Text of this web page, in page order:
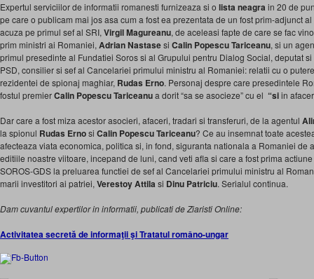
Expertul serviciilor de informatii romanesti furnizeaza si o lista neagra in 20 de
pe care o publicam mai jos asa cum a fost ea prezentata de un fost prim-adjunct
acuza pe primul sef al SRI, Virgil Magureanu, de aceleasi fapte de care se fac
prim ministri ai Romaniei, Adrian Nastasesi Calin Popescu Tariceanu, si un
primul presedinte al Fundatiei Soros si al Grupului pentru Dialog Social, deputat
PSD, consilier si sef al Cancelariei primului ministru al Romaniei: relatii cu o
rezidentei de spionaj maghiar, Rudas Erno. Personaj despre care presedintele
fostul premierCalin Popescu Tariceanua dorit “sa se asocieze” cu el “siin
Dar care a fost miza acestor asocieri, afaceri, tradari si transferuri, de la agentul
la spionul Rudas Ernosi Calin Popescu Tariceanu? Ce au insemnat toate
afecteaza viata economica, politica si, in fond, siguranta nationala a Romaniei de
editiile noastre viitoare, incepand de luni, cand veti afla si care a fost prima
SOROS-GDS la preluarea functiei de sef al Cancelariei primului ministru al
marii investitori ai patriei, Verestoy Attila si Dinu Patriciu. Serialul continua.
Dam cuvantul expertilor in informatii, publicati de Ziaristi Online:
Activitatea secretă de informaţii şi Tratatul româno-ungar